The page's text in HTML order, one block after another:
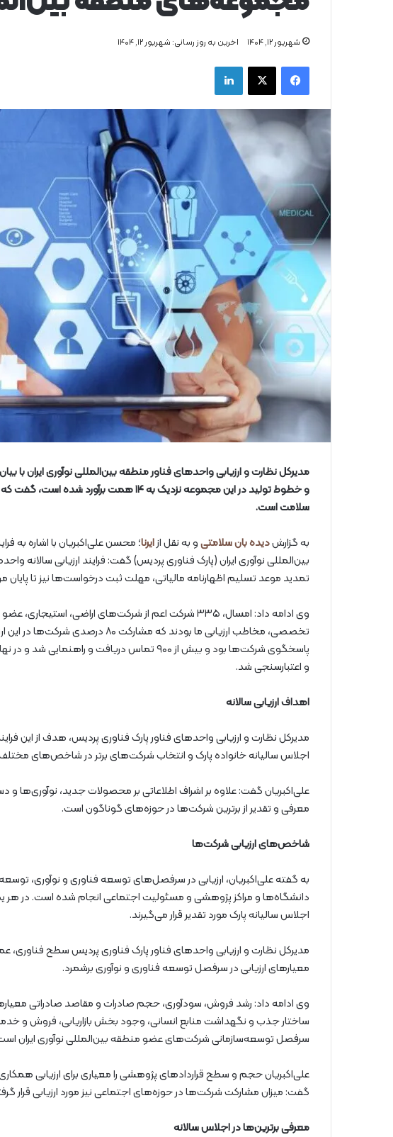
شهریور ۱۲, ۱۴۰۴ اخرین به روز رسانی: شهریور ۱۲, ۱۴۰۴
فیس بوک
مدیرکل نظارت و ارزیابی واحدهای فناور منطقه بین‌المللی نوآوری ایران با
سلامت است.
به گزارشدیده بان سلامتیو به نقل ازایرنا؛ محسن علی‌اکبریان با اشاره به
تمدید موعد تسلیم اظهارنامه مالیاتی، مهلت ثبت درخواست‌ها نیز تا
وی ادامه داد: امسال، ۳۳۵ شرکت اعم از شرکت‌های
تخصصی، مخاطب ارزیابی ما بودند که
و اعتبارسنجی شد.
اهداف ارزیابی سالانه
مدیرکل نظارت و ارزیابی واحدهای فناور پارک فناوری پردیس، هدف از این
اجلاس سالیانه خانواده پارک و انتخاب شرکت‌های برتر در شاخص‌های
علی‌اکبریان گفت: علاوه بر اشراف اطلاعاتی بر محصولات جدید، نوآوری‌ها و
معرفی و تقدیر از برترین شرکت‌ها در حوزه‌های گوناگون است.
شاخص‌های ارزیابی شرکت‌ها
به گفته علی‌اکبریان، ارزیابی در سرفصل‌های توسعه فناوری و نوآوری،
دانشگاه‌ها و مراکز پژوهشی و مسئولیت اجتماعی انجام شده است. در هر
اجلاس سالیانه پارک مورد تقدیر قرار می‌گیرند.
مدیرکل نظارت و ارزیابی واحدهای فناور پارک فناوری پردیس سطح فناوری،
معیارهای ارزیابی در سرفصل توسعه فناوری و نوآوری برشمرد.
وی ادامه داد: رشد فروش، سودآوری، حجم صادرات و مقاصد صادراتی
ساختار جذب و نگهداشت منابع انسانی، وجود بخش بازاریابی، فروش و
سرفصل توسعه‌سازمانی شرکت‌های عضو منطقه بین‌المللی نوآوری ایران
علی‌اکبریان حجم و سطح قراردادهای پژوهشی را معیاری برای ارزیابی
گفت: میزان مشارکت شرکت‌ها در حوزه‌های اجتماعی نیز مورد ارزیابی قرار
معرفی برترین‌ها در اجلاس سالانه